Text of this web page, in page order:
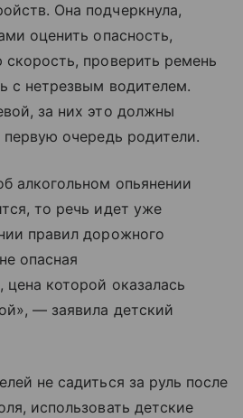
Она подчеркнула,
оценить опасность,
скорость, проверить ремень
с нетрезвым водителем.
за них это должны
первую очередь родители.
алкогольном опьянении
то речь идет уже
правил дорожного
опасная
цена которой оказалась
— заявила детский
не садиться за руль после
использовать детские